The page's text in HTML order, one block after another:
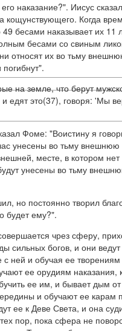
наказание?". Иисус
кощунствующего. Когда
бесами наказывает их 11
бесами со свиным
относят их во тьму
на земле, что берут
едят это(37), говоря: 'Мы
Фоме: "Воистину я
унесены во тьму
месте, в котором
унесены во тьму
но постоянно творил
будет ему?".
чрез сферу,
сильных богов, и они
с ней и обучая ее
ее орудиям
ее им, и бывает дым
и обучают ее
ее к Деве Света, и она
пор, пока сфера не